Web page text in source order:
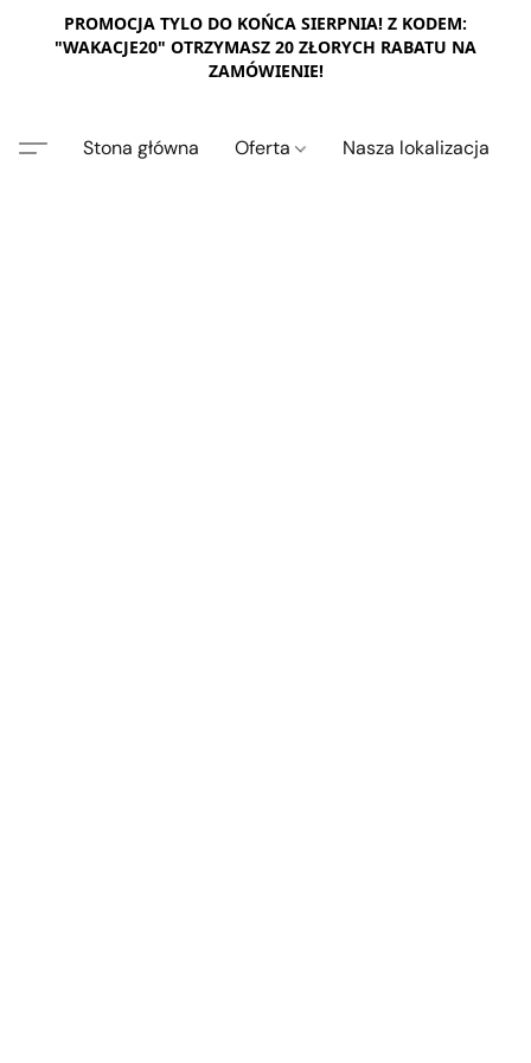
PROMOCJA TYLO DO KOŃCA SIERPNIA! Z KODEM:
"WAKACJE20" OTRZYMASZ 20 ZŁORYCH RABATU NA
ZAMÓWIENIE!
Stona główna Oferta Nasza lokalizacja